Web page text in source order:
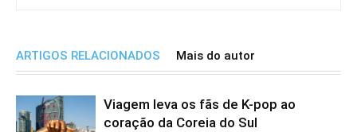
ARTIGOS RELACIONADOS Mais do autor
Viagem leva os fãs de K-pop ao
coração da Coreia do Sul